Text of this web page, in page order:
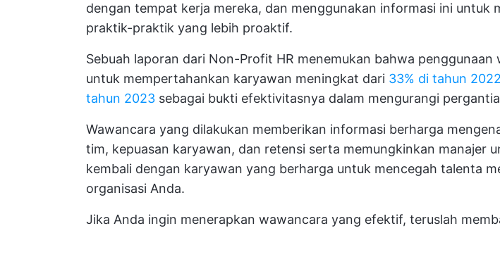
dengan tempat kerja mereka, dan menggunakan informasi ini untuk
praktik-praktik yang lebih proaktif.
Sebuah laporan dari Non-Profit HR menemukan bahwa penggunaan
untuk mempertahankan karyawan meningkat dari 33% di tahun
tahun 2023 sebagai bukti efektivitasnya dalam mengurangi
Wawancara yang dilakukan memberikan informasi berharga
tim, kepuasan karyawan, dan retensi serta memungkinkan manajer
kembali dengan karyawan yang berharga untuk mencegah talenta
organisasi Anda.
Jika Anda ingin menerapkan wawancara yang efektif, teruslah